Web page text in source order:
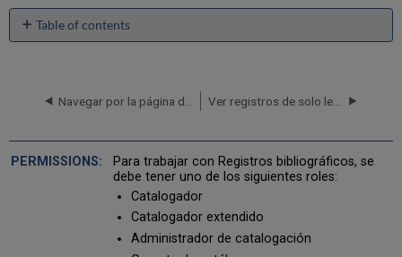
Table of contents
Crear
registro
bibliográfico
Trabajar
encabezados
Para trabajar con Registros bibliográficos, se
debe tener uno de los siguientes roles:
Catalogador
Catalogador extendido
Administrador de catalogación